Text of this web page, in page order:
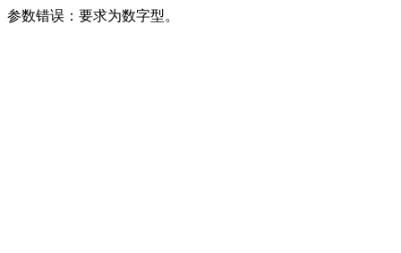
参数错误：要求为数字型。